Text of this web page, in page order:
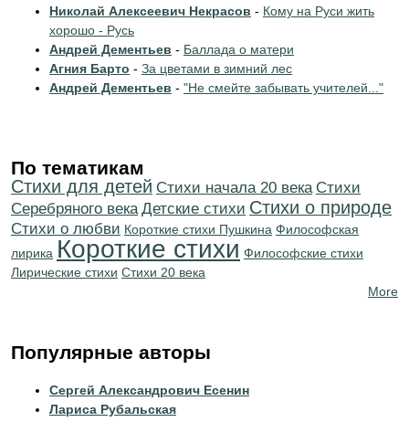
Николай Алексеевич Некрасов - Кому на Руси жить
хорошо - Русь
Андрей Дементьев - Баллада о матери
Агния Барто - За цветами в зимний лес
Андрей Дементьев - "Не смейте забывать учителей..."
По тематикам
Стихи для детей Cтихи начала 20 века Cтихи
Серебряного века Детские стихи Стихи о природе
Стихи о любви Короткие стихи Пушкина Философская
лирика Короткие стихи Философские стихи
Лирические стихи Стихи 20 века
More
Популярные авторы
Сергей Александрович Есенин
Лариса Рубальская